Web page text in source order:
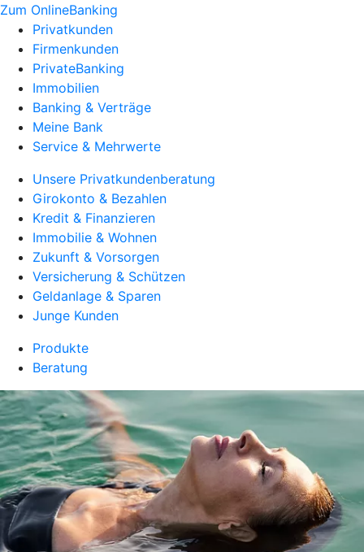
Zum OnlineBanking
Privatkunden
Firmenkunden
PrivateBanking
Immobilien
Banking & Verträge
Meine Bank
Service & Mehrwerte
Unsere Privatkundenberatung
Girokonto & Bezahlen
Kredit & Finanzieren
Immobilie & Wohnen
Zukunft & Vorsorgen
Versicherung & Schützen
Geldanlage & Sparen
Junge Kunden
Produkte
Beratung